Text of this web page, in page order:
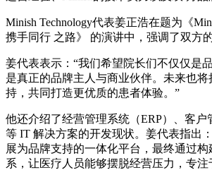
Minish Technology代表姜正浩在题为 《
携手同行 之路》 的演讲中，强调了双方
姜代表表示： “我们希望院长们不仅仅是
是真正的品牌主人 与商业伙伴。未来也将
持，共同打造更优质的患者体验。 ”
他还介绍了经营管理系统 （ERP）、客 户
等 IT 解决方案的开发现状。姜代表指出：
展为品牌支持的一体化平台，最终通过构
系， 让医疗 人 员能够摆脱经营压力， 专注